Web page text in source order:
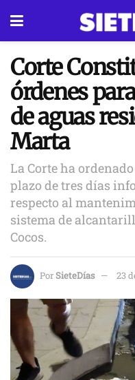
Corte
órdenes
de aguas
Marta
La Corte ha
plazo de tres días
respecto al
sistema de
Cocos.
PorSieteDías 23